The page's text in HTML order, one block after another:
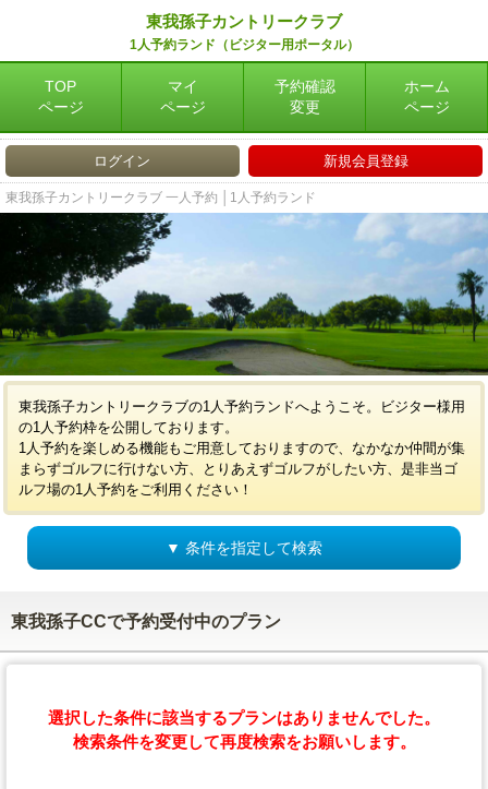
東我孫子カントリークラブ
1人予約ランド（ビジター用ポータル）
TOP
ページ
マイ
ページ
予約確認
変更
ホーム
ページ
ログイン 新規会員登録
東我孫子カントリークラブ 一人予約 │1人予約ランド
東我孫子カントリークラブの1人予約ランドへようこそ。ビジター様用
の1人予約枠を公開しております。
1人予約を楽しめる機能もご用意しておりますので、なかなか仲間が集
まらずゴルフに行けない方、とりあえずゴルフがしたい方、是非当ゴ
ルフ場の1人予約をご利用ください！
▼ 条件を指定して検索
東我孫子CCで予約受付中のプラン
選択した条件に該当するプランはありませんでした。
検索条件を変更して再度検索をお願いします。